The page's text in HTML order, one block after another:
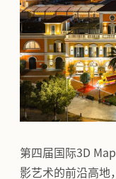
第四届国际3D
影艺术的前沿高地